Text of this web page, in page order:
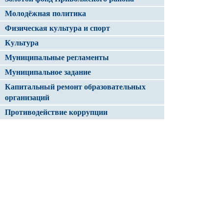
Молодёжная политика
Физическая культура и спорт
Культура
Муниципальные регламенты
Муниципальное задание
Капитальный ремонт образовательных
организаций
Противодействие коррупции